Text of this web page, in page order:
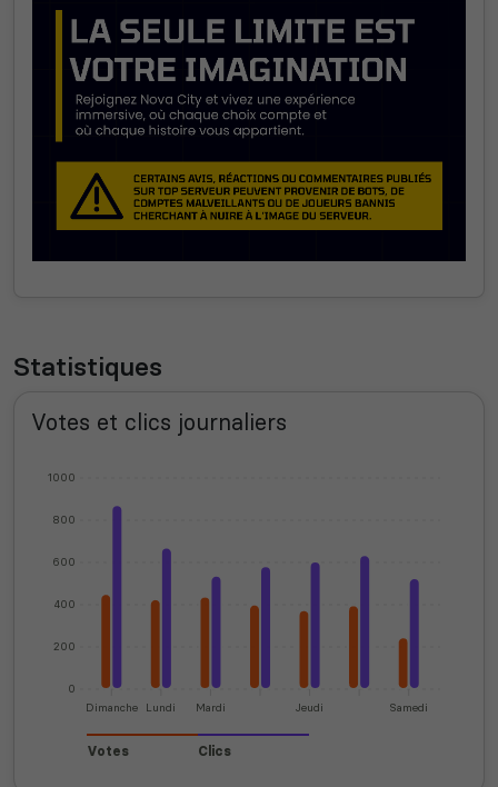
Statistiques
Votes et clics journaliers
0
200
400
600
800
1000
Dimanche Lundi Mardi Jeudi Samedi
Votes Clics